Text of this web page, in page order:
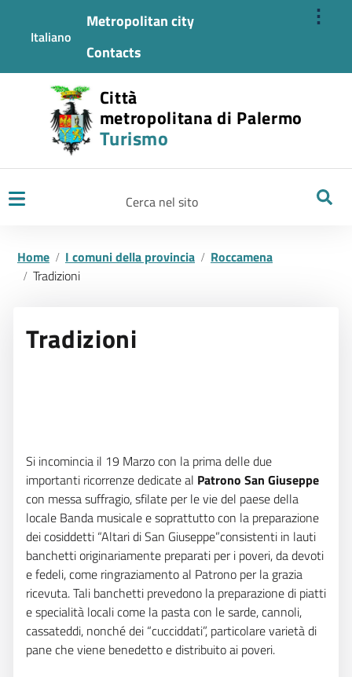
⋮
Italiano
Metropolitan city
Contacts
Città
metropolitana di Palermo
Turismo
Home I comuni della provincia
Roccamena
Tradizioni
Tradizioni
Si incomincia il 19 Marzo con la prima delle due
importanti ricorrenze dedicate al Patrono San Giuseppe
con messa suffragio, sfilate per le vie del paese della
locale Banda musicale e soprattutto con la preparazione
dei cosiddetti “Altari di San Giuseppe”consistenti in lauti
banchetti originariamente preparati per i poveri, da devoti
e fedeli, come ringraziamento al Patrono per la grazia
ricevuta. Tali banchetti prevedono la preparazione di piatti
e specialità locali come la pasta con le sarde, cannoli,
cassateddi, nonché dei “cucciddati”, particolare varietà di
pane che viene benedetto e distribuito ai poveri.